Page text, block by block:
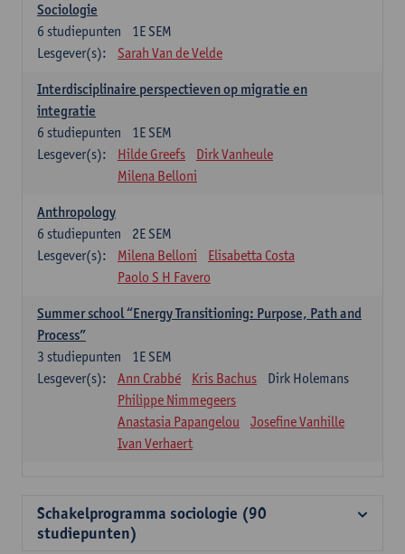
Sociologie
1E SEM
6 studiepunten
Lesgever(s):
Sarah Van de Velde
Interdisciplinaire perspectieven op migratie en
integratie
1E SEM
6 studiepunten
Lesgever(s):
Hilde Greefs
Dirk Vanheule
Milena Belloni
Anthropology
2E SEM
6 studiepunten
Lesgever(s):
Milena Belloni
Elisabetta Costa
Paolo S H Favero
Summer school “Energy Transitioning: Purpose, Path and
Process”
1E SEM
3 studiepunten
Lesgever(s):
Ann Crabbé Kris Bachus
Dirk Holemans
Philippe Nimmegeers
Anastasia Papangelou
Josefine Vanhille
Ivan Verhaert
Schakelprogramma sociologie (90
studiepunten)